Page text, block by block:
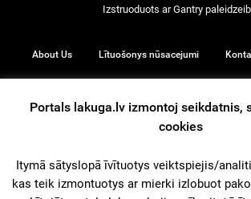
Izstruoduots arGantry
About Us Lītuošonys nūsacejumi
© 2026
iz augšu
Portals lakuga.lv izmontoj seikdatnis,
cookies
Itymā sātyslopā īvītuotys veiktspiejis/
kas teik izmontuotys ar mierki izlobuot